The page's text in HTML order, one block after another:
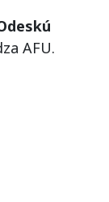
AFU.